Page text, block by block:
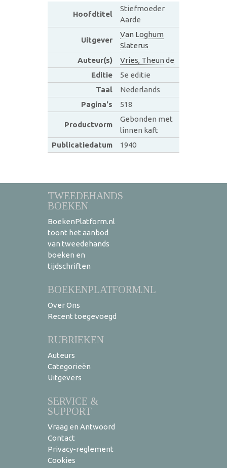
Hoofdtitel
Stiefmoeder
Aarde
Uitgever
Van Loghum
Slaterus
Auteur(s)
Vries, Theun de
Editie
5e editie
Taal
Nederlands
Pagina's
518
Productvorm
Gebonden met
linnen kaft
Publicatiedatum
1940
TWEEDEHANDS
BOEKEN
BoekenPlatform.nl
toont het aanbod
van tweedehands
boeken en
tijdschriften
BOEKENPLATFORM.NL
Over Ons
Recent toegevoegd
RUBRIEKEN
Auteurs
Categorieën
Uitgevers
SERVICE &
SUPPORT
Vraag en Antwoord
Contact
Privacy-reglement
Cookies